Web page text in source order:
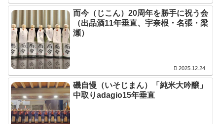
而今（じこん）20周年を勝手に祝う会
（出品酒11年垂直、宇奈根・名張・梁
瀬）
2025.12.24
磯自慢（いそじまん）「純米大吟醸」
中取りadagio15年垂直